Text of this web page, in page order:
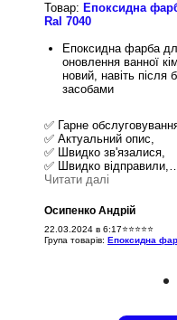
Товар: Епоксидна
Ral 7040
Епоксидна фарба
оновлення ванної
новий, навіть після
засобами
✅ Гарне
✅ Актуальний опис,
✅ Швидко зв'язалися,
✅ Швидко відправили,
✅ Ввічливий продавець,
✅ Товар був у наявності
Читати далі
Осипенко Андрій
22.03.2024 в 6:17⭐⭐⭐⭐⭐
Група товарів: Епоксидна